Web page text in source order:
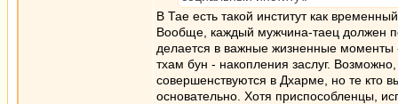
В Тае есть такой институт как
Вообще, каждый мужчина-таец должен
делается в важные жизненные моменты
тхам бун - накопления заслуг.
совершенствуются в Дхарме, но те кто
основательно. Хотя приспособленцы,